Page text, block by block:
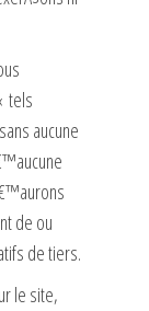
tels
aucune
de ou
de tiers.
le site,